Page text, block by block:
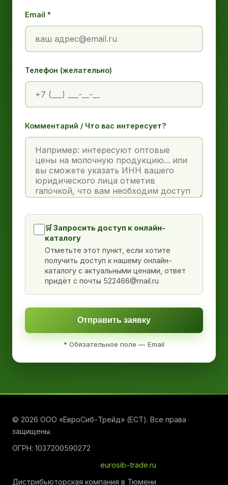
Email *
Телефон (желательно)
Комментарий / Что вас интересует?
🛒 Запросить доступ к онлайн-
каталогу
Отметьте этот пункт, если хотите
получить доступ к нашему онлайн-
каталогу с актуальными ценами, ответ
придёт с почты 522466@mail.ru
Отправить заявку
* Обязательное поле — Email
© 2026 ООО «ЕвроСиб-Трейд» (ЕСТ). Все права
защищены.
ОГРН: 1037200590272
eurosib-trade.ru
Дистрибьюторская компания в Тюмени